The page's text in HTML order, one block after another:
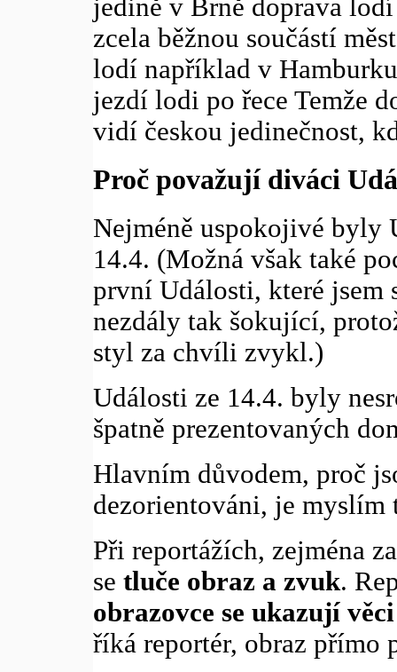
jedině v Brně doprava
zcela běžnou součástí
lodí například v
jezdí lodi po řece Temže
vidí českou jedinečnost,
Proč považují diváci
Nejméně uspokojivé byly
14.4. (Možná však také
první Události, které jsem
nezdály tak šokující,
styl za chvíli zvykl.)
Události ze 14.4. byly
špatně prezentovaných
Hlavním důvodem, proč
dezorientováni, je myslím
Při reportážích, zejména
se tluče obraz a zvuk.
obrazovce se ukazují
říká reportér, obraz přímo